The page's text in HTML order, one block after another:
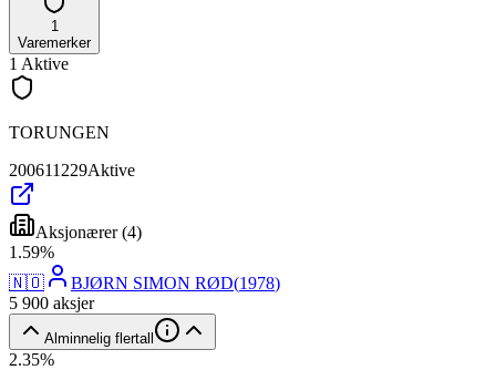
1
Varemerker
1 Aktive
TORUNGEN
200611229Aktive
Aksjonærer(4)
1 .59%
🇳🇴
BJØRN SIMON RØD(1978)
5 900 aksjer
Alminnelig flertall
2.35%